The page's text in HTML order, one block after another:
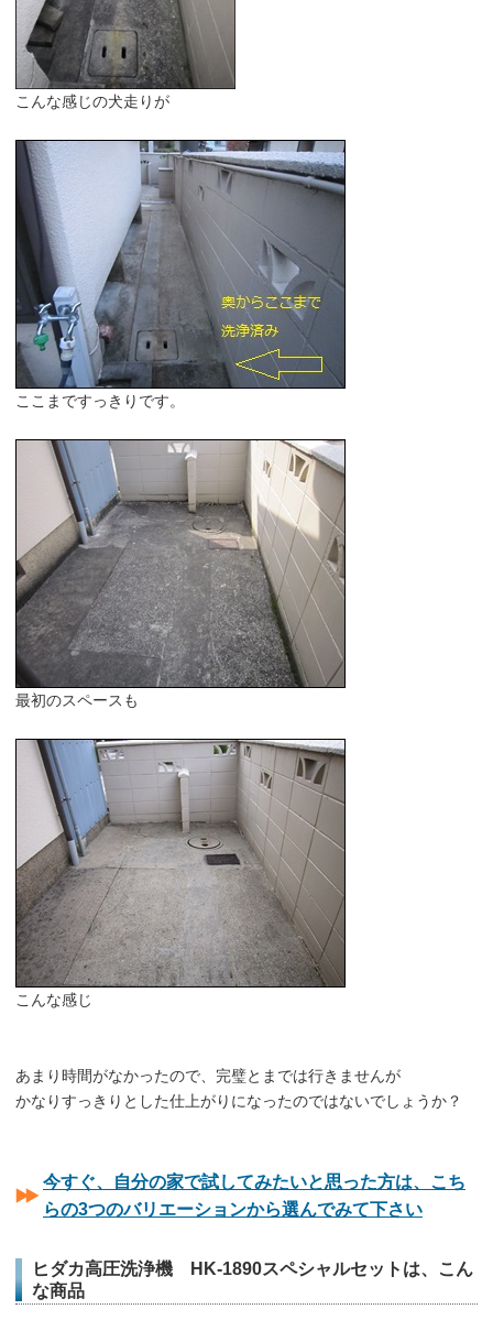
こんな感じの犬走りが
ここまですっきりです。
最初のスペースも
こんな感じ
あまり時間がなかったので、完璧とまでは行きませんが
かなりすっきりとした仕上がりになったのではないでしょうか？
今すぐ、自分の家で試してみたいと思った方は、こち
らの3つのバリエーションから選んでみて下さい
ヒダカ高圧洗浄機 HK-1890スペシャルセットは、こん
な商品